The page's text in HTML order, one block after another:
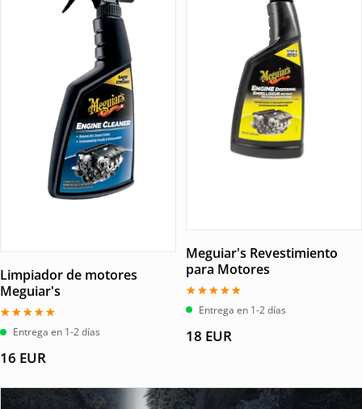
Limpiador de motores
Meguiar's
Valorado
con
de 5
Entrega en 1-2 días
16 EUR
Meguiar's Revestimiento
para Motores
Valorado
con
de 5
Entrega en 1-2 días
18 EUR